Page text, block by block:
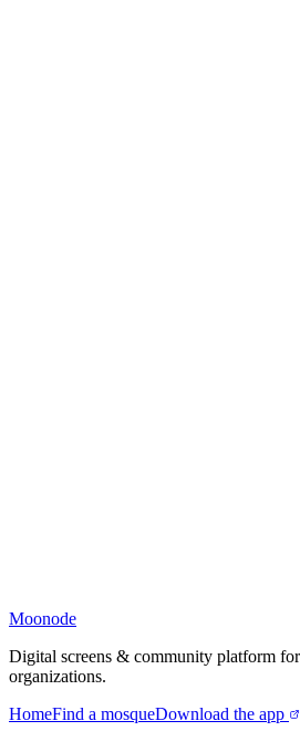
Moonode
Digital screens & community platform for
organizations.
HomeFind a mosqueDownload the app